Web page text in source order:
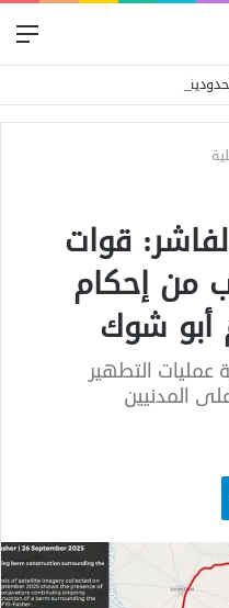
قوات
من إحكام
أبو شوك
عمليات التطهير
المدنيين
تيلقرام